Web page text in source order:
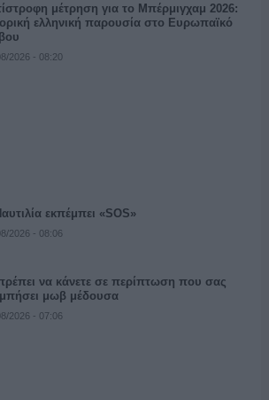
μέτρηση για το Μπέρμιγχαμ 2026:
ελληνική παρουσία στο Ευρωπαϊκό
2026 - 08:20
εκπέμπει «SOS»
2026 - 08:06
να κάνετε σε περίπτωση που σας
μωβ μέδουσα
2026 - 07:06